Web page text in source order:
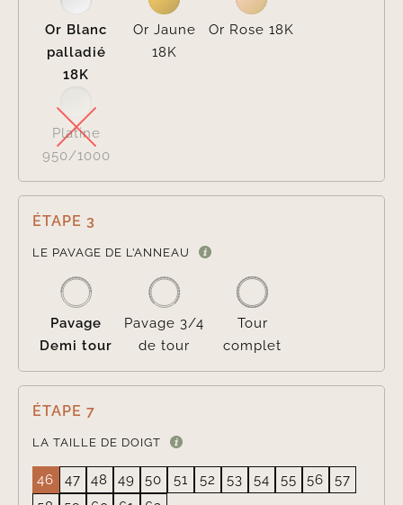
Or Blanc
palladié
18K
Or Jaune
18K
Or Rose 18K
Platine
950/1000
ÉTAPE 3
LE PAVAGE DE L’ANNEAU
Pavage
Demi tour
Pavage 3/4
de tour
Tour
complet
ÉTAPE 7
LA TAILLE DE DOIGT
46 47 48 49 50 51 52 53 54 55 56
57